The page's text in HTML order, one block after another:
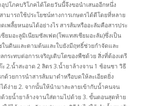
ปโภคบริโภคได้โดยวันนี้จึงขอนำเสนออีกหนึ่ง
ามารถใช้ประโยชน์ทางการเกษตรได้ดีโดยที่หลาย
เพลี้ยหนอนได้อย่างไร สารส้มหรืออะลัมคือสารประ
ซียมอะลูมิเนียมซัลเฟต(โพแทสเซียมอะลัม)ซึ่งเป็น
นดินและตามต้นและใบยังมีฤทธิ์ช่วยกำจัดและ
กระทบต่อการเจริญเติบโตของพืชด้วย สิ่งที่ต้องเตรี
2.น้ำสะอาด 2 ลิตร 3.น้ำยาล้างจาน 1 ช้อนชา วิธี
ด้วยการนำสารส้มมาตำหรือบดให้ละเอียดยิ่ง
ได้ง่าย 2. จากนั้นให้นำมาละลายเข้ากับน้ำคนจน
ด้วยน้ำยาล้างจานใส่ตามไปด้วย 3. ขั้นตอนสุดท้าย